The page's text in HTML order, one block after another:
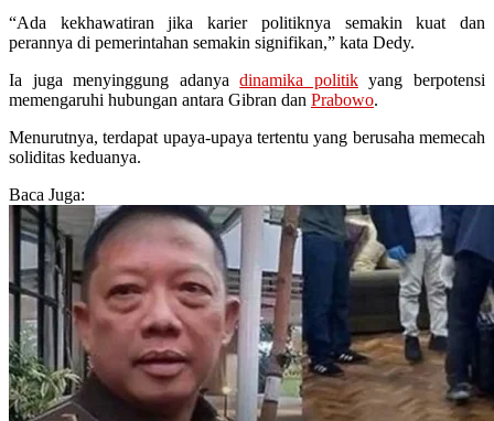
“Ada kekhawatiran jika karier politiknya semakin kuat dan
perannya di pemerintahan semakin signifikan,” kata Dedy.
Ia juga menyinggung adanyadinamika politikyang berpotensi
memengaruhi hubungan antara Gibran dan Prabowo.
Menurutnya, terdapat upaya-upaya tertentu yang berusaha memecah
soliditas keduanya.
Baca Juga: